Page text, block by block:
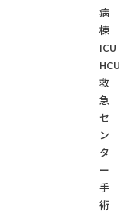
病
棟
救
急
セ
ン
タ
ー
手
術